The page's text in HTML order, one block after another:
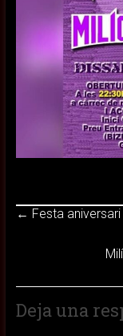
← Festa
Deja una